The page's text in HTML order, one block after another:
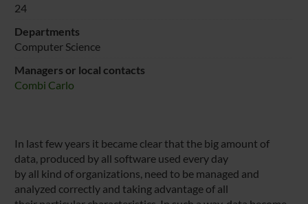
24
Departments
Computer Science
Managers or local contacts
Combi Carlo
In last few years it became clear that the big amount of
data, produced by all software used every day
by all kind of organizations, need to be managed and
analyzed correctly and taking advantage of all